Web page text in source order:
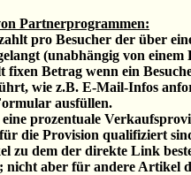
Partnerprogrammen:
pro Besucher der über
(unabhängig von einem
Betrag wenn ein
wie z.B. E-Mail-Infos
ausfüllen.
prozentuale
die Provision qualifiziert
zu dem der direkte Link
nicht aber für andere Artikel